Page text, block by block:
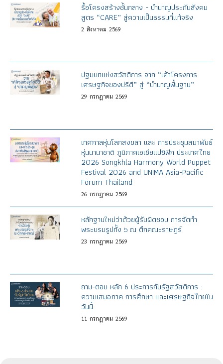
รื้อโครงสร้างชั้นกลาง - บำนาญประกันสังคม
สูตร “CARE” สู่ความเป็นธรรมที่แท้จริง
2 สิงหาคม 2569
ปฐมบทแห่งสวัสดิการ จาก “เค้าโครงการ
เศรษฐกิจของปรีดี” สู่ “บำนาญพื้นฐาน”
29 กรกฎาคม 2569
เทศกาลหุ่นโลกสงขลา และ การประชุมสมาพันธ์
หุ่นนานาชาติ ภูมิภาคเอเชียแปซิฟิก ประเทศไทย
2026 Songkhla Harmony World Puppet
Festival 2026 and UNIMA Asia-Pacific
Forum Thailand
26 กรกฎาคม 2569
หลักฐานใหม่ว่าด้วยผู้รับผิดชอบ การจัดทำ
พระบรมรูปทั้ง ๖ ณ ตึกคณะราษฎร์
23 กรกฎาคม 2569
ถาม-ตอบ หลัก 6 ประการกับรัฐสวัสดิการ :
ความเสมอภาค การศึกษา และเศรษฐกิจไทยใน
วันนี้
11 กรกฎาคม 2569